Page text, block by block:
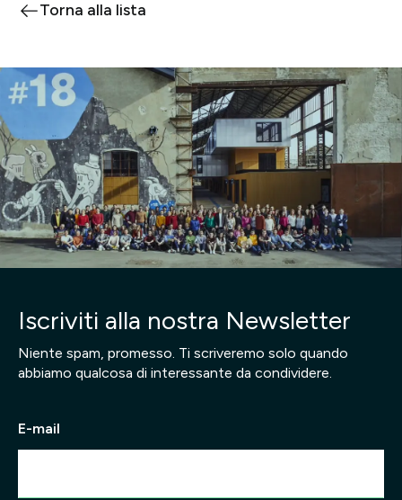
Torna alla lista
Iscriviti alla nostra Newsletter
Niente spam, promesso. Ti scriveremo solo quando
abbiamo qualcosa di interessante da condividere.
E-mail